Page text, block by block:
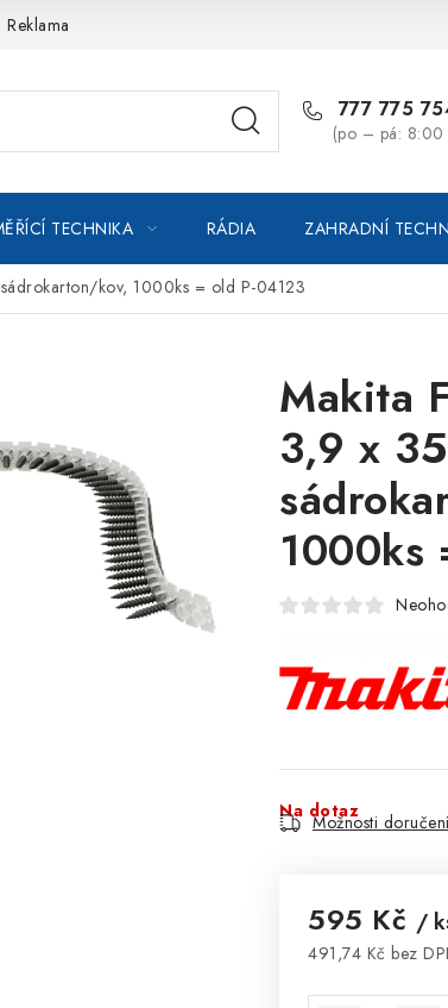
Reklamace Moje objednávka /
777 775
(po – pá:
TECHNIKA RÁDIA ZAHRADNÍ
kov, 1000ks = old P-04123
Makita
3,9 x
1000ks
Na dotaz
Možnosti
595 Kč /
491,74 Kč bez